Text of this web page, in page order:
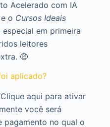
Acelerado com IA
o Cursos Ideais
em primeira
leitores
🤑
aplicado?
aqui para ativar
você será
pagamento no qual o